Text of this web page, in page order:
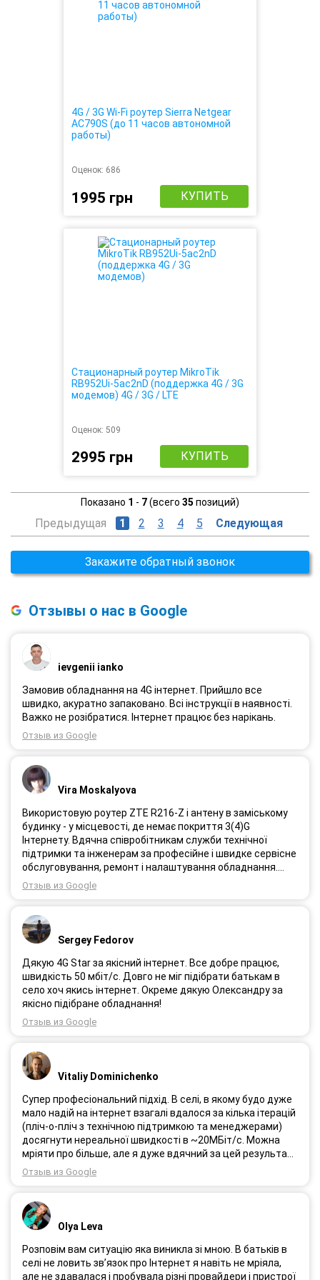
4G / 3G Wi-Fi роутер Sierra Netgear
AC790S (до 11 часов автономной
работы)
Оценок: 686
1995 грн КУПИТЬ
Стационарный роутер MikroTik
RB952Ui-5ac2nD (поддержка 4G / 3G
модемов) 4G / 3G / LTE
Оценок: 509
2995 грн КУПИТЬ
Показано 1 - 7(всего 35 позиций)
Предыдущая 1 2 3 4 5 Следующая
Закажите обратный звонок
Отзывы о нас в Google
ievgenii ianko
Замовив обладнання на 4G інтернет. Прийшло все
швидко, акуратно запаковано. Всі інструкції в наявності.
Важко не розібратися. Інтернет працює без нарікань.
Отзыв из Google
Vira Moskalyova
Використовую роутер ZTE R216-Z і антену в заміському
будинку - у місцевості, де немає покриття 3(4)G
Інтернету. Вдячна співробітникам служби технічної
підтримки та інженерам за професійне і швидке сервісне
обслуговування, ремонт і налаштування обладнання.
Через 3 роки після покупки я не шкодую про прийняте
тоді рішення придбати обладнання в компанії 3G star
Отзыв из Google
Sergey Fedorov
Дякую 4G Star за якісний інтернет. Все добре працює,
швидкість 50 мбіт/с. Довго не міг підібрати батькам в
село хоч якись інтернет. Окреме дякую Олександру за
якісно підібране обладнання!
Отзыв из Google
Vitaliy Dominichenko
Супер професіональний підхід. В селі, в якому будо дуже
мало надій на інтернет взагалі вдалося за кілька ітерацій
(пліч-о-пліч з технічною підтримкою та менеджерами)
досягнути нереальної швидкості в ~20МБіт/с. Можна
мріяти про більше, але я дуже вдячний за цей результат,
так як перші спроби впиралися в максимум 4-5 МБіт/с.
Спробували усіх можливих операторів, обертав десятки
доплатою і вдалося неможливе :) Дякую вам! Безумовно
вдячний і радий знайомству.
Отзыв из Google
Olya Leva
Розповім вам ситуацію яка виникла зі мною. В батьків в
селі не ловить зв’язок про Інтернет я навіть не мріяла,
але не здавалася і пробувала різні провайдери і пристрої